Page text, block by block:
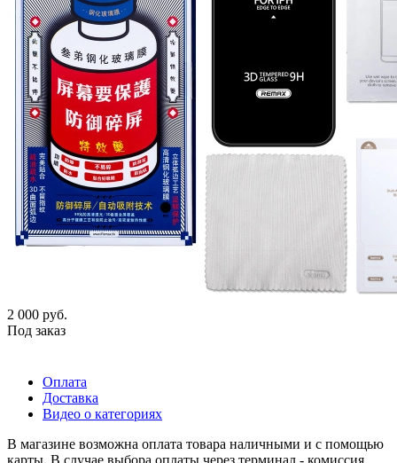
2 000 руб.
Под заказ
Оплата
Доставка
Видео о категориях
В магазине возможна оплата товара наличными и с помощью
карты. В случае выбора оплаты через терминал - комиссия